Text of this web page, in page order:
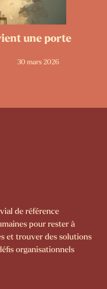
une porte
30 mars 2026
de référence
pour rester à
et trouver des solutions
organisationnels